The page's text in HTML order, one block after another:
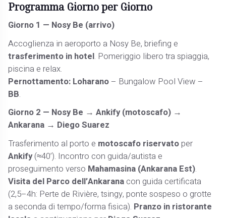
Programma Giorno per Giorno
Giorno 1 — Nosy Be (arrivo)
Accoglienza in aeroporto a Nosy Be, briefing e
trasferimento in hotel. Pomeriggio libero tra spiaggia,
piscina e relax.
Pernottamento: Loharano– Bungalow Pool View –
BB.
Giorno 2 — Nosy Be → Ankify (motoscafo) →
Ankarana → Diego Suarez
Trasferimento al porto e motoscafo riservatoper
Ankify(≈40’). Incontro con guida/autista e
proseguimento verso Mahamasina (Ankarana Est).
Visita del Parco dell’Ankaranacon guida certificata
(2,5–4h: Perte de Rivière, tsingy, ponte sospeso o grotte
a seconda di tempo/forma fisica). Pranzo in ristorante